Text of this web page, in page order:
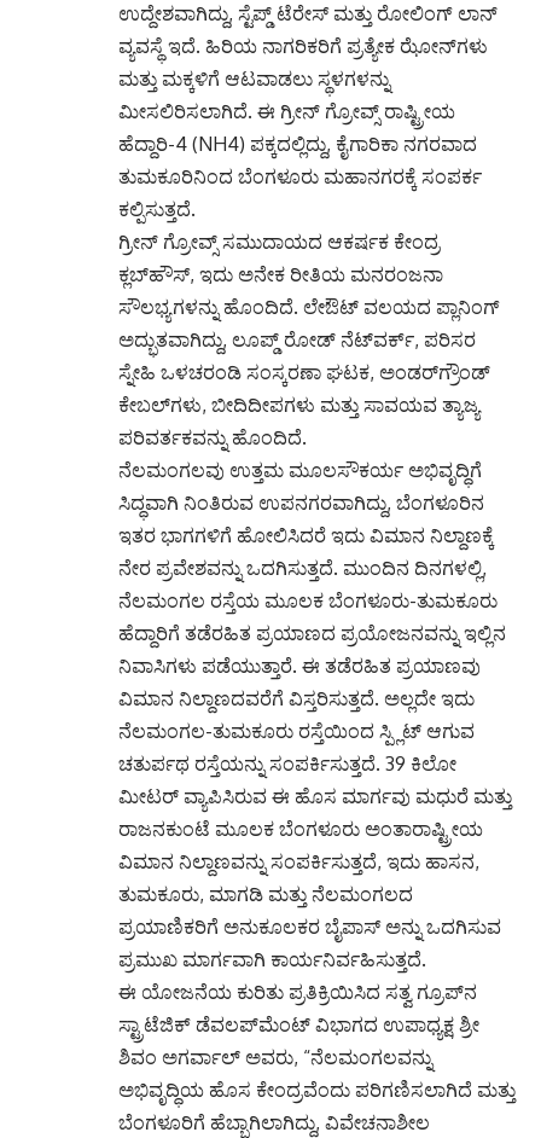
ಉದ್ದೇಶವಾಗಿದ್ದು, ಸ್ಟೆಪ್ಡ್ ಟೆರೇಸ್‌ ಮತ್ತು ರೋಲಿಂಗ್ ಲಾನ್‌
ವ್ಯವಸ್ಥೆ ಇದೆ. ಹಿರಿಯ ನಾಗರಿಕರಿಗೆ ಪ್ರತ್ಯೇಕ ಝೋನ್​ಗಳು
ಮತ್ತು ಮಕ್ಕಳಿಗೆ ಆಟವಾಡಲು ಸ್ಥಳಗಳನ್ನು
ಮೀಸಲಿರಿಸಲಾಗಿದೆ. ಈ ಗ್ರೀನ್​ ಗ್ರೋವ್ಸ್ ರಾಷ್ಟ್ರೀಯ
ಹೆದ್ದಾರಿ-4 (NH4) ಪಕ್ಕದಲ್ಲಿದ್ದು, ಕೈಗಾರಿಕಾ ನಗರವಾದ
ತುಮಕೂರಿನಿಂದ ಬೆಂಗಳೂರು ಮಹಾನಗರಕ್ಕೆ ಸಂಪರ್ಕ
ಕಲ್ಪಿಸುತ್ತದೆ.
ಗ್ರೀನ್ ಗ್ರೋವ್ಸ್ ಸಮುದಾಯದ ಆಕರ್ಷಕ ಕೇಂದ್ರ
ಕ್ಲಬ್‌ಹೌಸ್, ಇದು ಅನೇಕ ರೀತಿಯ ಮನರಂಜನಾ
ಸೌಲಭ್ಯಗಳನ್ನು ಹೊಂದಿದೆ. ಲೇಔಟ್ ವಲಯದ ಪ್ಲಾನಿಂಗ್​
ಅದ್ಭುತವಾಗಿದ್ದು, ಲೂಪ್ಡ್​​ ರೋಡ್​ ನೆಟ್​ವರ್ಕ್, ಪರಿಸರ
ಸ್ನೇಹಿ ಒಳಚರಂಡಿ ಸಂಸ್ಕರಣಾ ಘಟಕ, ಅಂಡರ್​​ಗ್ರೌಂಡ್​
ಕೇಬಲ್‌ಗಳು, ಬೀದಿದೀಪಗಳು ಮತ್ತು ಸಾವಯವ ತ್ಯಾಜ್ಯ
ಪರಿವರ್ತಕವನ್ನು ಹೊಂದಿದೆ.
ನೆಲಮಂಗಲವು ಉತ್ತಮ ಮೂಲಸೌಕರ್ಯ ಅಭಿವೃದ್ಧಿಗೆ
ಸಿದ್ಧವಾಗಿ ನಿಂತಿರುವ ಉಪನಗರ​ವಾಗಿದ್ದು, ಬೆಂಗಳೂರಿನ
ಇತರ ಭಾಗಗಳಿಗೆ ಹೋಲಿಸಿದರೆ ಇದು ವಿಮಾನ ನಿಲ್ದಾಣಕ್ಕೆ
ನೇರ ಪ್ರವೇಶವನ್ನು ಒದಗಿಸುತ್ತದೆ. ಮುಂದಿನ ದಿನಗಳಲ್ಲಿ,
ನೆಲಮಂಗಲ ರಸ್ತೆಯ ಮೂಲಕ ಬೆಂಗಳೂರು-ತುಮಕೂರು
ಹೆದ್ದಾರಿಗೆ ತಡೆರಹಿತ ಪ್ರಯಾಣದ ಪ್ರಯೋಜನವನ್ನು ಇಲ್ಲಿನ
ನಿವಾಸಿಗಳು ಪಡೆಯುತ್ತಾರೆ. ಈ ತಡೆರಹಿತ ಪ್ರಯಾಣವು
ವಿಮಾನ ನಿಲ್ದಾಣದವರೆಗೆ ವಿಸ್ತರಿಸುತ್ತದೆ. ಅಲ್ಲದೇ ಇದು
ನೆಲಮಂಗಲ-ತುಮಕೂರು ರಸ್ತೆಯಿಂದ ಸ್ಪ್ಲಿಟ್​ ಆಗುವ
ಚತುರ್ಪಥ ರಸ್ತೆಯನ್ನು ಸಂಪರ್ಕಿಸುತ್ತದೆ. 39 ಕಿಲೋ
ಮೀಟರ್ ವ್ಯಾಪಿಸಿರುವ ಈ ಹೊಸ ಮಾರ್ಗವು ಮಧುರೆ ಮತ್ತು
ರಾಜನಕುಂಟೆ ಮೂಲಕ ಬೆಂಗಳೂರು ಅಂತಾರಾಷ್ಟ್ರೀಯ
ವಿಮಾನ ನಿಲ್ದಾಣವನ್ನು ಸಂಪರ್ಕಿಸುತ್ತದೆ, ಇದು ಹಾಸನ,
ತುಮಕೂರು, ಮಾಗಡಿ ಮತ್ತು ನೆಲಮಂಗಲದ
ಪ್ರಯಾಣಿಕರಿಗೆ ಅನುಕೂಲಕರ ಬೈಪಾಸ್ ಅನ್ನು ಒದಗಿಸುವ
ಪ್ರಮುಖ ಮಾರ್ಗವಾಗಿ ಕಾರ್ಯನಿರ್ವಹಿಸುತ್ತದೆ.
ಈ ಯೋಜನೆಯ ಕುರಿತು ಪ್ರತಿಕ್ರಿಯಿಸಿದ ಸತ್ವ ಗ್ರೂಪ್‌ನ
ಸ್ಟ್ರಾಟೆಜಿಕ್ ಡೆವಲಪ್‌ಮೆಂಟ್ ವಿಭಾಗದ ಉಪಾಧ್ಯಕ್ಷ ಶ್ರೀ
ಶಿವಂ ಅಗರ್ವಾಲ್ ಅವರು, “ನೆಲಮಂಗಲವನ್ನು
ಅಭಿವೃದ್ಧಿಯ ಹೊಸ ಕೇಂದ್ರವೆಂದು ಪರಿಗಣಿಸಲಾಗಿದೆ ಮತ್ತು
ಬೆಂಗಳೂರಿಗೆ ಹೆಬ್ಬಾಗಿಲಾಗಿದ್ದು, ವಿವೇಚನಾಶೀಲ